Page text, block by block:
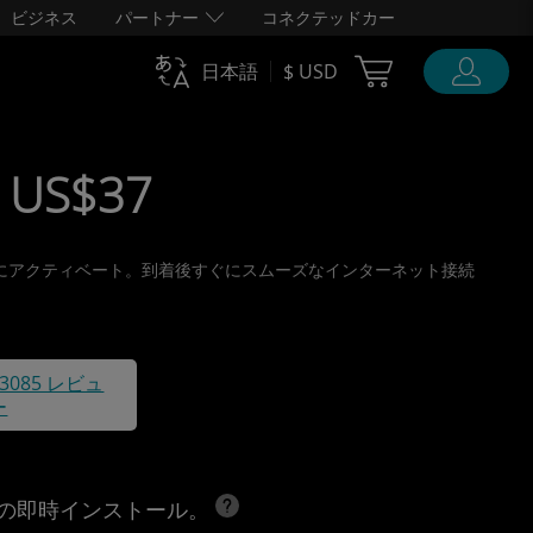
ビジネス パートナー コネクテッドカー
日本語 $ USD Cart Ubigi
クティベート。到着後すぐにスムーズなインターネット接続
レビュ
即時インストール。